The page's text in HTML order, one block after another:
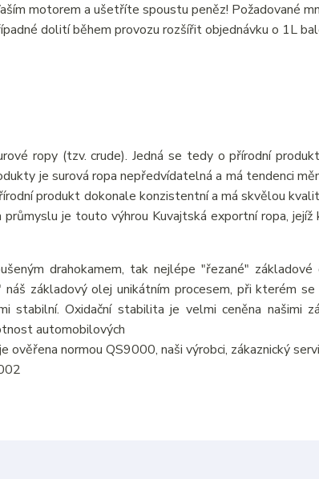
motorem a ušetříte spoustu peněz! Požadované
dolití během provozu rozšířit objednávku o 1L
ropy (tzv. crude). Jedná se tedy o přírodní
je surová ropa nepředvídatelná a má tendenci
produkt dokonale konzistentní a má skvělou
je touto výhrou Kuvajtská exportní ropa, jejíž
drahokamem, tak nejlépe "řezané"
základový olej unikátním procesem, při kterém se
Oxidační stabilita je velmi ceněna našimi
automobilových
ověřena normou QS9000, naši výrobci, zákaznický